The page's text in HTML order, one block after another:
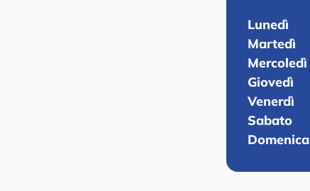
Lunedì
Martedì
Mercoledì
Giovedì
Venerdì
Sabato
Domenica